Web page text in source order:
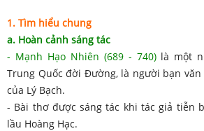
1. Tìm hiểu chung
a. Hoàn cảnh sáng tác
- Mạnh Hạo Nhiên (689 - 740)là một
Trung Quốc đời Đường, là người bạn
của Lý Bạch.
- Bài thơ được sáng tác khi tác giả tiễn
lầu Hoàng Hạc.